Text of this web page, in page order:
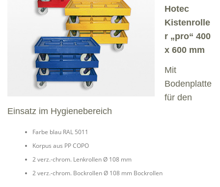
Hotec
Kistenrolle
r „pro“ 400
x 600 mm
Mit
Bodenplatte
für den
Einsatz im Hygienebereich
Farbe blau RAL 5011
Korpus aus PP COPO
2 verz.-chrom. Lenkrollen Ø 108 mm
2 verz.-chrom. Bockrollen Ø 108 mm Bockrollen